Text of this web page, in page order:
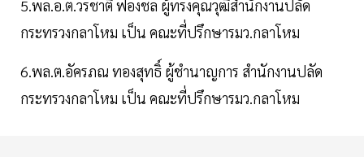
5.พล.อ.ต.วรชาติ ฟองชล ผู้ทรงคุณวุฒิสำนักงานปลัด
กระทรวงกลาโหม เป็น คณะที่ปรึกษารมว.กลาโหม
6.พล.ต.อัครภณ ทองสุทธิ์ ผู้ชำนาญการ สำนักงานปลัด
กระทรวงกลาโหม เป็น คณะที่ปรึกษารมว.กลาโหม